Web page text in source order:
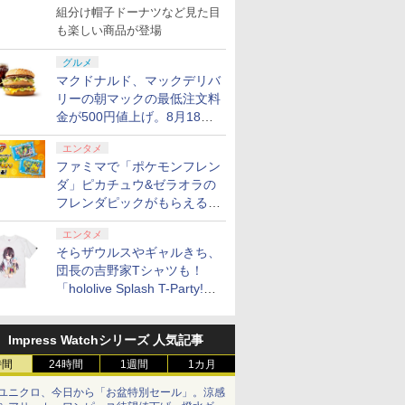
で発売
組分け帽子ドーナツなど見た目
も楽しい商品が登場
グルメ
マクドナルド、マックデリバ
リーの朝マックの最低注文料
金が500円値上げ。8月18日
より1,500円から受付
エンタメ
ファミマで「ポケモンフレン
ダ」ピカチュウ&ゼラオラの
フレンダピックがもらえるキ
ャンペーン開催！
エンタメ
そらザウルスやギャルきち、
団長の吉野家Tシャツも！
「hololive Splash T-Party!」
＆オンライン販売開始
Impress Watchシリーズ 人気記事
24時間 1週間 1カ月
ニクロ、今日から「お盆特別セール」。涼感